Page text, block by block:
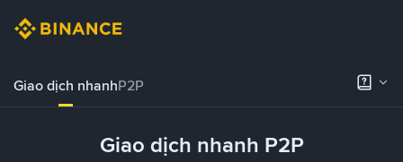
Giao dịch nhanhP2P
Giao dịch nhanh P2P